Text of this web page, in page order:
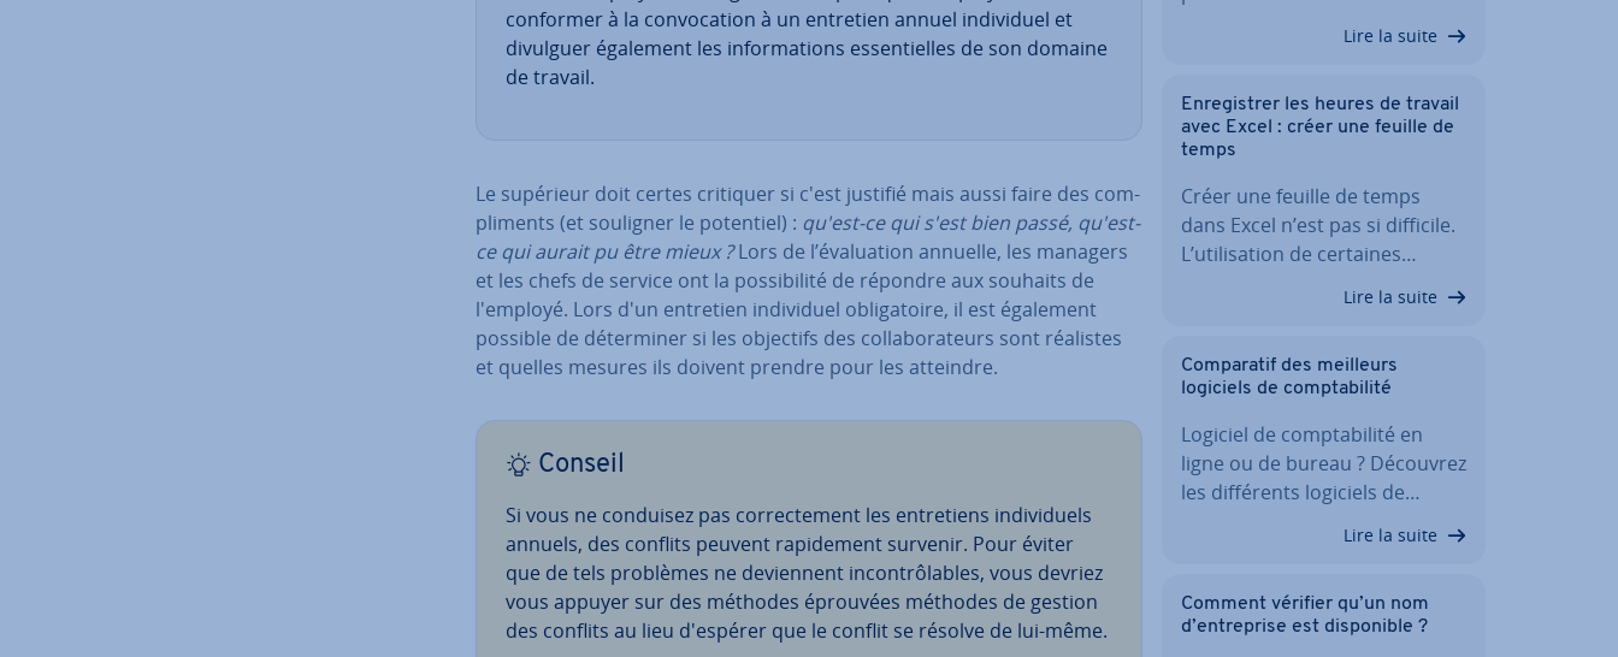
conformer à la con­vo­ca­tion à un entretien annuel in­di­vi­duel et
divulguer également les in­for­ma­tions es­sen­tielles de son domaine
de travail.
Le supérieur doit certes critiquer si c'est justifié mais aussi faire des com­
pli­ments (et souligner le potentiel) : qu'est-ce qui s'est bien passé, qu'est-
ce qui aurait pu être mieux ?Lors de l’éva­lua­tion annuelle, les managers
et les chefs de service ont la pos­si­bi­lité de répondre aux souhaits de
l'employé. Lors d'un entretien in­di­vi­duel obli­ga­toire, il est également
possible de dé­ter­mi­ner si les objectifs des col­la­bo­ra­teurs sont réalistes
et quelles mesures ils doivent prendre pour les atteindre.
Conseil
Si vous ne conduisez pas cor­rec­te­ment les en­tre­tiens in­di­vi­duels
annuels, des conflits peuvent ra­pi­de­ment survenir. Pour éviter
que de tels problèmes ne de­vien­nent in­con­trô­lables, vous devriez
vous appuyer sur des méthodes éprouvées méthodes de gestion
des conflits au lieu d'espérer que le conflit se résolve de lui-même.
Lire la suite
En­re­gis­trer les heures de travail
avec Excel : créer une feuille de
temps
Créer une feuille de temps
dans Excel n’est pas si difficile.
L’uti­li­sa­tion de certaines…
Lire la suite
Com­pa­ra­tif des meilleurs
logiciels de comp­ta­bi­lité
Logiciel de comp­ta­bi­lité en
ligne ou de bureau ? Découvrez
les dif­fé­rents logiciels de…
Lire la suite
Comment vérifier qu’un nom
d’en­tre­prise est dis­po­nible ?